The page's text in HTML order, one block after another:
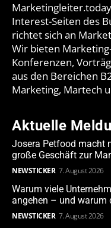
Interest-Seiten des
richtet sich an
Wir bieten
Konferenzen,
aus den Bereichen
Marketing, Martech
Aktuelle
Josera Petfood macht
große Geschäft zur
NEWSTICKER 7. August 2026
Warum viele
angehen – und warum
NEWSTICKER 7. August 2026